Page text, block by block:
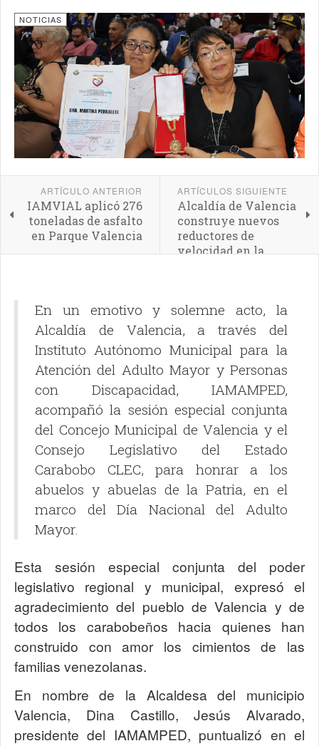
NOTICIAS
ARTÍCULO ANTERIOR
IAMVIAL aplicó 276
toneladas de asfalto
en Parque Valencia
ARTÍCULOS SIGUIENTE
Alcaldía de Valencia
construye nuevos
reductores de
velocidad en la
En un emotivo y solemne acto, la
Alcaldía de Valencia, a través del
Instituto Autónomo Municipal para la
Atención del Adulto Mayor y Personas
con Discapacidad, IAMAMPED,
acompañó la sesión especial conjunta
del Concejo Municipal de Valencia y el
Consejo Legislativo del Estado
Carabobo CLEC, para honrar a los
abuelos y abuelas de la Patria, en el
marco del Día Nacional del Adulto
Mayor.
Esta sesión especial conjunta del poder
legislativo regional y municipal, expresó el
agradecimiento del pueblo de Valencia y de
todos los carabobeños hacia quienes han
construido con amor los cimientos de las
familias venezolanas.
En nombre de la Alcaldesa del municipio
Valencia, Dina Castillo, Jesús Alvarado,
presidente del IAMAMPED, puntualizó en el